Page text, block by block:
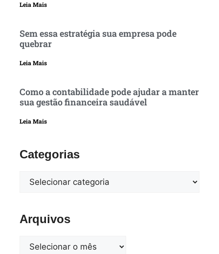
Leia Mais
Sem essa estratégia sua empresa pode
quebrar
Leia Mais
Como a contabilidade pode ajudar a manter
sua gestão financeira saudável
Leia Mais
Categorias
Arquivos